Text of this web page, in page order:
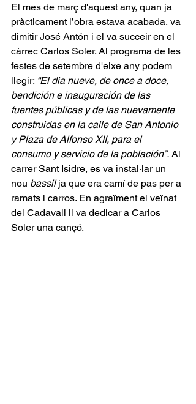
El mes de març d'aquest any, quan ja
pràcticament l’obra estava acabada, va
dimitir José Antón i el va succeir en el
càrrec Carlos Soler. Al programa de les
festes de setembre d'eixe any podem
llegir: “El dia nueve, de once a doce,
bendición e inauguración de las
fuentes públicas y de las nuevamente
construidas en la calle de San Antonio
y Plaza de Alfonso XII, para el
consumo y servicio de la población”. Al
carrer Sant Isidre, es va instal·lar un
nou bassil ja que era camí de pas per a
ramats i carros. En agraïment el veïnat
del Cadavall li va dedicar a Carlos
Soler una cançó.